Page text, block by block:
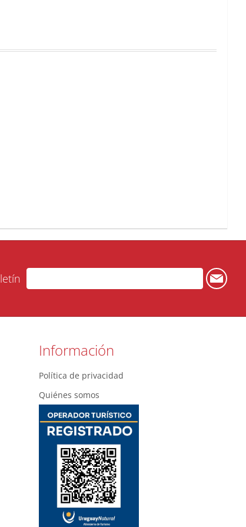
Información
Política de privacidad
Quiénes somos